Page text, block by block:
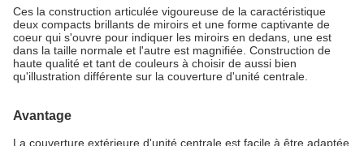
Ces la construction articulée vigoureuse de la caractéristique
deux compacts brillants de miroirs et une forme captivante de
coeur qui s'ouvre pour indiquer les miroirs en dedans, une est
dans la taille normale et l'autre est magnifiée. Construction de
haute qualité et tant de couleurs à choisir de aussi bien
qu'illustration différente sur la couverture d'unité centrale.
Avantage
La couverture extérieure d'unité centrale est facile à être adaptée